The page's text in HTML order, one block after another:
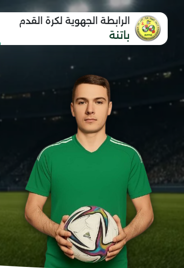
الرابطة الجهوية لكرة القدم
باتنة